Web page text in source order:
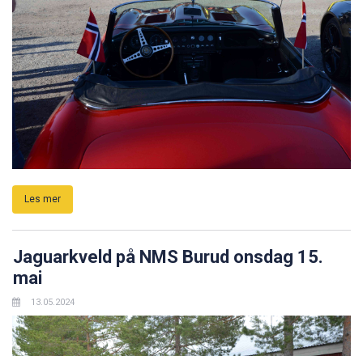
Les mer
Jaguarkveld på NMS Burud onsdag 15.
mai
13.05.2024